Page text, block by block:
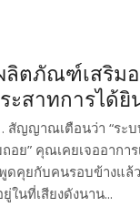
ลิตภัณฑ์เสริม
ะสาทการได้ยิ
สัญญาณเตือนว่า “ระ
อย” คุณเคยเจออากา
ดคุยกับคนรอบข้างแล้
ในที่เสียงดังนาน...